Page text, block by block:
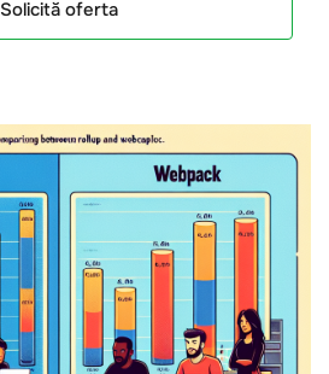
Solicită oferta